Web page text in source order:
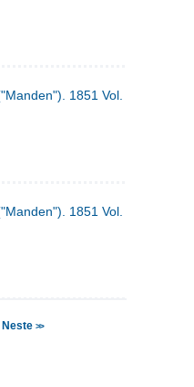
1851 Vol. 2 Nr. 6
1851 Vol. 1 Nr. 6
Neste>>